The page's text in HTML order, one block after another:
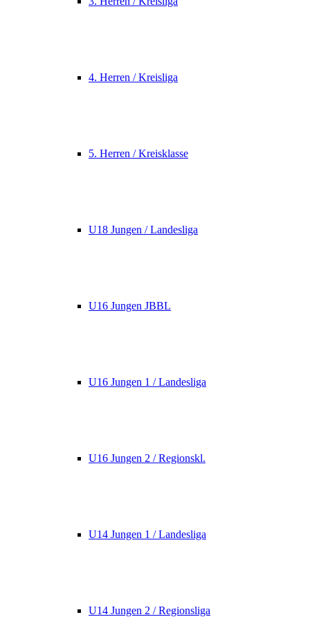
4. Herren / Kreisliga
5. Herren / Kreisklasse
U18 Jungen / Landesliga
U16 Jungen JBBL
U16 Jungen 1 / Landesliga
U16 Jungen 2 / Regionskl.
U14 Jungen 1 / Landesliga
U14 Jungen 2 / Regionsliga